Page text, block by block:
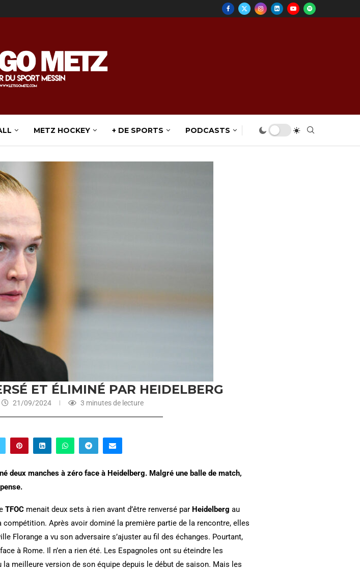
METZ HOCKEY + DE SPORTS PODCASTS
ET ÉLIMINÉ PAR HEIDELBERG
21/09/2024 3 minutes de lecture
deux manches à zéro face à Heidelberg. Malgré une balle de match,
TFOC menait deux sets à rien avant d’être renversé par Heidelberg au
compétition. Après avoir dominé la première partie de la rencontre, elles
Florange a vu son adversaire s’ajuster au fil des échanges. Pourtant,
à Rome. Il n’en a rien été. Les Espagnoles ont su éteindre les
la meilleure version de son équipe depuis le début de saison. Mais les